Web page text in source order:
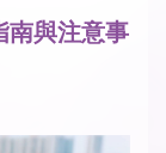
南與注意事